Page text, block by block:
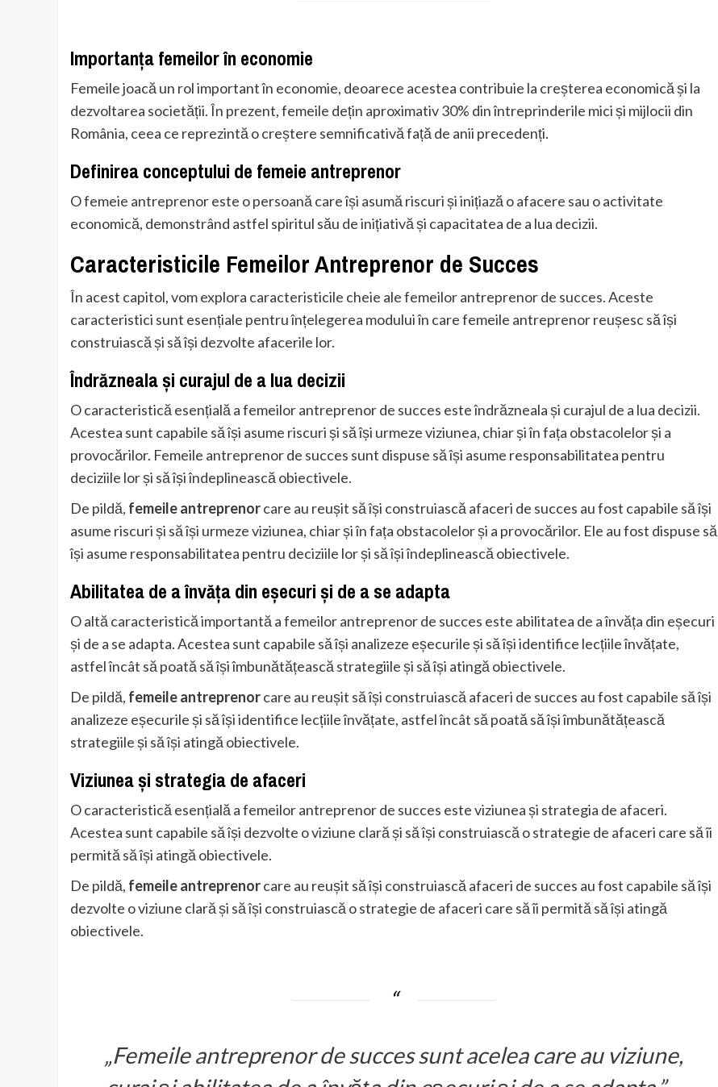
Importanța femeilor în economie
Femeile joacă un rol important în economie, deoarece acestea contribuie la creșterea economică și la
dezvoltarea societății. În prezent, femeile dețin aproximativ 30% din întreprinderile mici și mijlocii din
România, ceea ce reprezintă o creștere semnificativă față de anii precedenți.
Definirea conceptului de femeie antreprenor
O femeie antreprenor este o persoană care își asumă riscuri și inițiază o afacere sau o activitate
economică, demonstrând astfel spiritul său de inițiativă și capacitatea de a lua decizii.
Caracteristicile Femeilor Antreprenor de Succes
În acest capitol, vom explora caracteristicile cheie ale femeilor antreprenor de succes. Aceste
caracteristici sunt esențiale pentru înțelegerea modului în care femeile antreprenor reușesc să își
construiască și să își dezvolte afacerile lor.
Îndrăzneala și curajul de a lua decizii
O caracteristică esențială a femeilor antreprenor de succes este îndrăzneala și curajul de a lua decizii.
Acestea sunt capabile să își asume riscuri și să își urmeze viziunea, chiar și în fața obstacolelor și a
provocărilor. Femeile antreprenor de succes sunt dispuse să își asume responsabilitatea pentru
deciziile lor și să își îndeplinească obiectivele.
De pildă, femeile antreprenorcare au reușit să își construiască afaceri de succes au fost capabile să își
asume riscuri și să își urmeze viziunea, chiar și în fața obstacolelor și a provocărilor. Ele au fost dispuse să
își asume responsabilitatea pentru deciziile lor și să își îndeplinească obiectivele.
Abilitatea de a învăța din eșecuri și de a se adapta
O altă caracteristică importantă a femeilor antreprenor de succes este abilitatea de a învăța din eșecuri
și de a se adapta. Acestea sunt capabile să își analizeze eșecurile și să își identifice lecțiile învățate,
astfel încât să poată să își îmbunătățească strategiile și să își atingă obiectivele.
De pildă, femeile antreprenorcare au reușit să își construiască afaceri de succes au fost capabile să își
analizeze eșecurile și să își identifice lecțiile învățate, astfel încât să poată să își îmbunătățească
strategiile și să își atingă obiectivele.
Viziunea și strategia de afaceri
O caracteristică esențială a femeilor antreprenor de succes este viziunea și strategia de afaceri.
Acestea sunt capabile să își dezvolte o viziune clară și să își construiască o strategie de afaceri care să îi
permită să își atingă obiectivele.
De pildă, femeile antreprenorcare au reușit să își construiască afaceri de succes au fost capabile să își
dezvolte o viziune clară și să își construiască o strategie de afaceri care să îi permită să își atingă
obiectivele.
„Femeile antreprenor de succes sunt acelea care au viziune,